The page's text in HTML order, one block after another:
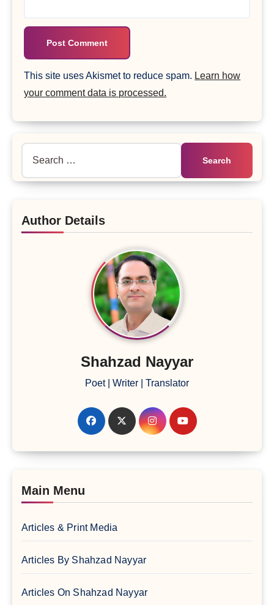
This site uses Akismet to reduce spam. Learn how
your comment data is processed.
Author Details
Shahzad Nayyar
Poet | Writer | Translator
Main Menu
Articles & Print Media
Articles By Shahzad Nayyar
Articles On Shahzad Nayyar